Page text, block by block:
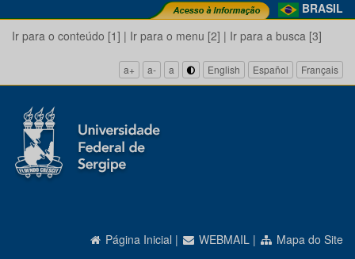
BRASIL
Ir para o conteúdo [1] | Ir para o menu [2] | Ir para a busca [3]
a+ a- a English Español Français
Página Inicial | WEBMAIL | Mapa do Site